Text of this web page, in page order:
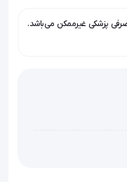
پزشکی غیرممکن می‌باشد.